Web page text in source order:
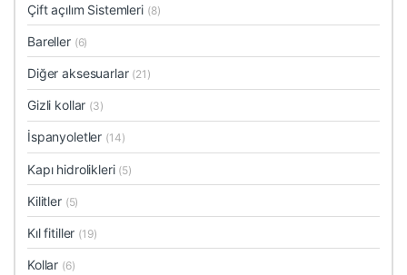
Çift açılım Sistemleri (8)
Bareller (6)
Diğer aksesuarlar (21)
Gizli kollar (3)
İspanyoletler (14)
Kapı hidrolikleri (5)
Kilitler (5)
Kıl fitiller (19)
Kollar (6)